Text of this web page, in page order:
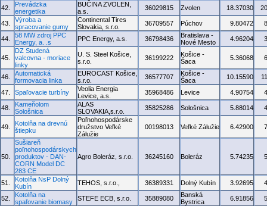
42.
Prevádzka
energetika
BUČINA ZVOLEN,
a.s.
36029815 Zvolen 18.37030
43.
Výroba a
spracovanie gumy
Continental Tires
Slovakia, s.r.o.
36709557 Púchov 9.80472
44.
58 MW zdroj PPC
Energy, a. .s
PPC Energy, a.s. 36798436
Bratislava -
Nové Mesto
4.96204
45.
DZ Studená
valcovna - moriace
linky
U. S. Steel Košice,
s.r.o.
36199222
Košice -
Šaca
5.36068
46.
Automatická
formovacia linka
EUROCAST Košice,
s.r.o.
36577707
Košice -
Šaca
10.15590
47. Spaľovacie turbíny
Veolia Energia
Levice, a.s.
35968486 Levice 4.90754
48.
Kameňolom
Sološnica
ALAS
SLOVAKIA,s.r.o.
35825286 Sološnica 5.88014
49.
Kotolňa na drevnú
štiepku
Poľnohospodárske
družstvo Veľké
Zálužie
00198013 Veľké Zálužie 6.42900
50.
Sušiareň
poľnohospodárskych
produktov - DAN-
CORN Model DC
283 CE
Agro Boleráz, s.r.o. 36245160 Boleráz 5.74235
51.
Kotolňa NsP Dolný
Kubín
TEHOS, s.r.o., 36389331 Dolný Kubín 3.92695
52.
Kotolňa na
spaľovanie biomasy
STEFE ECB, s.r.o. 35889080
Banská
Bystrica
6.91856